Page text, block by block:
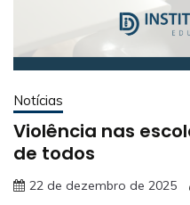
Notícias
Violência nas
de todos
22 de dezembro de 2025